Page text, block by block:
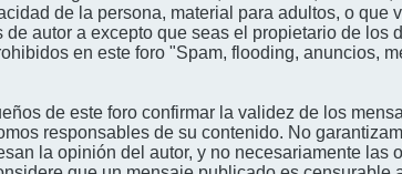
de la persona, material para adultos, o que
autor a excepto que seas el propietario de los
en este foro "Spam, flooding, anuncios,
de este foro confirmar la validez de los
responsables de su contenido. No
la opinión del autor, y no necesariamente las